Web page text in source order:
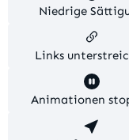
© 2026 MKV24 –
Niedrige
Links
Animationen
Diese Website
Erfahrung